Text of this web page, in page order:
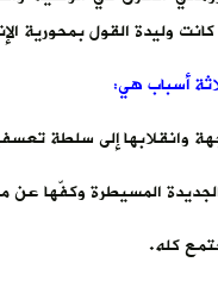
وليدة القول بمحورية
أسباب هي:
وانقلابها إلى سلطة
المسيطرة وكفّها عن
كله.